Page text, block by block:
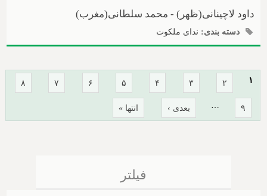
داود لاچینانی(ظهر) - محمد سلطانی(مغرب)
دسته بندی: ندای ملکوت
صفحه‌ها
۱ ۲ ۳ ۴ ۵ ۶ ۷ ۸
۹ … بعدی › انتها »
فیلتر